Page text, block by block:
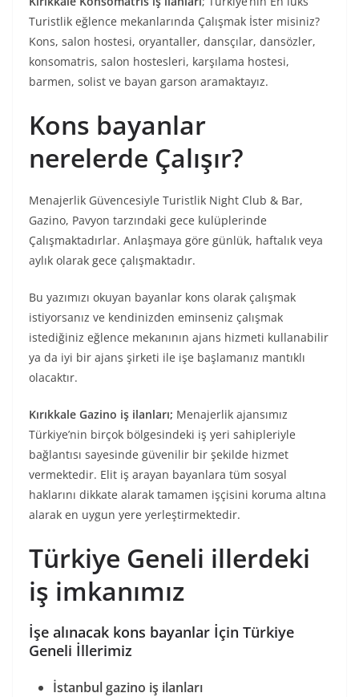
Turistlik eğlence mekanlarında Çalışmak İster misiniz?
Kons, salon hostesi, oryantaller, dansçılar, dansözler,
konsomatris, salon hostesleri, karşılama hostesi,
barmen, solist ve bayan garson aramaktayız.
Kons bayanlar
nerelerde Çalışır?
Menajerlik Güvencesiyle Turistlik Night Club & Bar,
Gazino, Pavyon tarzındaki gece kulüplerinde
Çalışmaktadırlar. Anlaşmaya göre günlük, haftalık veya
aylık olarak gece çalışmaktadır.
Bu yazımızı okuyan bayanlar kons olarak çalışmak
istiyorsanız ve kendinizden eminseniz çalışmak
istediğiniz eğlence mekanının ajans hizmeti kullanabilir
ya da iyi bir ajans şirketi ile işe başlamanız mantıklı
olacaktır.
Kırıkkale Gazino iş ilanları; Menajerlik ajansımız
Türkiye’nin birçok bölgesindeki iş yeri sahipleriyle
bağlantısı sayesinde güvenilir bir şekilde hizmet
vermektedir. Elit iş arayan bayanlara tüm sosyal
haklarını dikkate alarak tamamen işçisini koruma altına
alarak en uygun yere yerleştirmektedir.
Türkiye Geneli illerdeki
iş imkanımız
İşe alınacak kons bayanlar İçin Türkiye
Geneli İllerimiz
İstanbul gazino iş ilanları